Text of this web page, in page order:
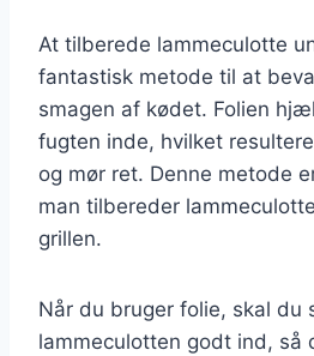
At tilberede lammeculotte
fantastisk metode til at
smagen af kødet. Folien
fugten inde, hvilket
og mør ret. Denne metode
man tilbereder
grillen.
Når du bruger folie, skal du
lammeculotten godt ind, så